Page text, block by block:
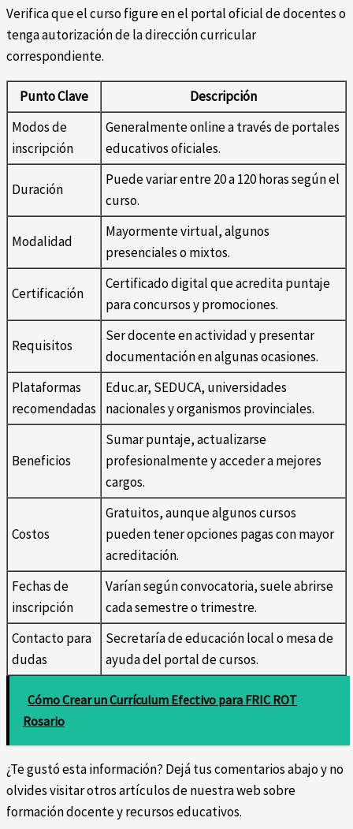
Verifica que el curso figure en el portal oficial de docentes o
tenga autorización de la dirección curricular
correspondiente.
Punto Clave
Descripción
Modos de
inscripción
Generalmente online a través de portales
educativos oficiales.
Duración
Puede variar entre 20 a 120 horas según el
curso.
Modalidad
Mayormente virtual, algunos
presenciales o mixtos.
Certificación
Certificado digital que acredita puntaje
para concursos y promociones.
Requisitos
Ser docente en actividad y presentar
documentación en algunas ocasiones.
Plataformas
recomendadas
Educ.ar, SEDUCA, universidades
nacionales y organismos provinciales.
Beneficios
Sumar puntaje, actualizarse
profesionalmente y acceder a mejores
cargos.
Costos
Gratuitos, aunque algunos cursos
pueden tener opciones pagas con mayor
acreditación.
Fechas de
inscripción
Varían según convocatoria, suele abrirse
cada semestre o trimestre.
Contacto para
dudas
Secretaría de educación local o mesa de
ayuda del portal de cursos.
Cómo Crear un Currículum Efectivo para FRIC ROT
Rosario
¿Te gustó esta información? Dejá tus comentarios abajo y no
olvides visitar otros artículos de nuestra web sobre
formación docente y recursos educativos.